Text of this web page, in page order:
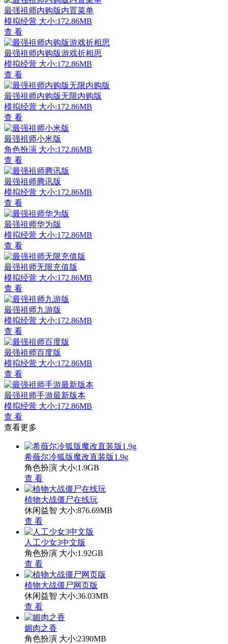
最强祖师内购版内置菜单
模拟经营 大小:172.86MB
查 看
最强祖师内购版游戏折相思
模拟经营 大小:172.86MB
查 看
最强祖师内购版无限内购版
模拟经营 大小:172.86MB
查 看
最强祖师小米版
角色扮演 大小:172.86MB
查 看
最强祖师腾讯版
模拟经营 大小:172.86MB
查 看
最强祖师华为版
模拟经营 大小:172.86MB
查 看
最强祖师无限充值版
模拟经营 大小:172.86MB
查 看
最强祖师九游版
模拟经营 大小:172.86MB
查 看
最强祖师百度版
模拟经营 大小:172.86MB
查 看
最强祖师手游最新版本
模拟经营 大小:172.86MB
查 看
查看更多
希薇尔冷狐版魔改直装版1.9g
角色扮演 大小:1.9GB
查 看
植物大战僵尸在线玩
休闲益智 大小:876.69MB
查 看
人工少女3中文版
角色扮演 大小:1.92GB
查 看
植物大战僵尸网页版
休闲益智 大小:36.03MB
查 看
媚肉之香
角色扮演 大小:2390MB